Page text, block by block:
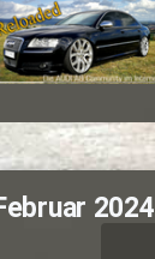
2024